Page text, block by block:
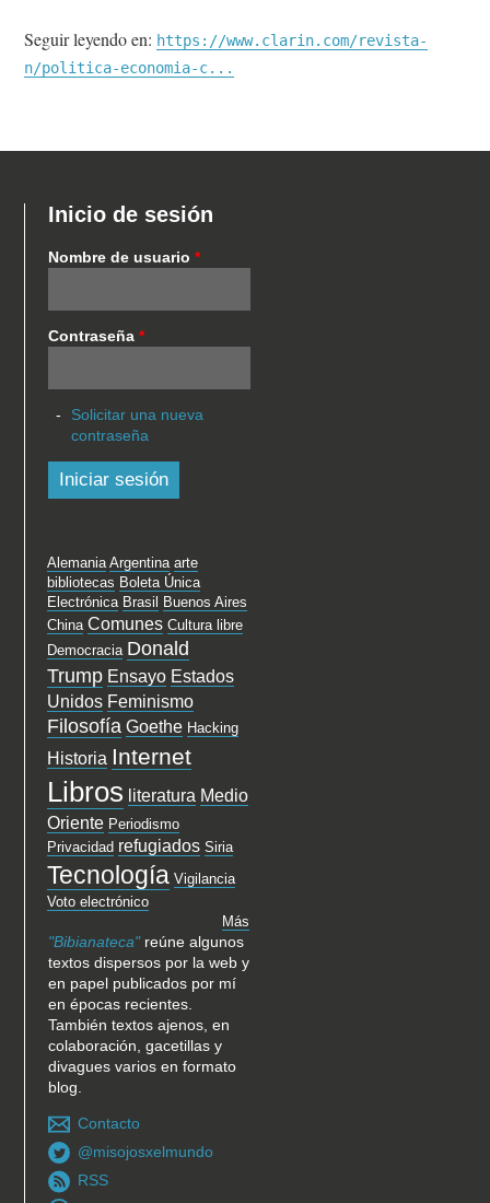
Seguir leyendo en: https://www.clarin.com/revista-
n/politica-economia-c...
Inicio de sesión
Nombre de usuario*
Contraseña*
Solicitar una nueva
contraseña
Alemania Argentina arte
bibliotecas Boleta Única
Electrónica Brasil
Buenos Aires
China Comunes Cultura libre
Democracia Donald
Trump Ensayo Estados
Unidos Feminismo
Filosofía Goethe Hacking
Historia Internet
Libros literatura Medio
Oriente Periodismo
Privacidad refugiados Siria
Tecnología Vigilancia
Voto electrónico
Más
"Bibianateca"reúne algunos
textos dispersos por la web y
en papel publicados por mí
en épocas recientes.
También textos ajenos, en
colaboración, gacetillas y
divagues varios en formato
blog.
Contacto
@misojosxelmundo
RSS